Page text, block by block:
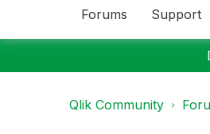
Forums Support
Qlik Community